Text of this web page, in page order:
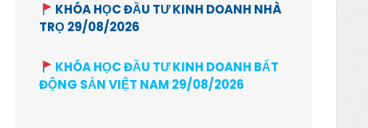
KHÓA HỌC ĐẦU TƯ KINH DOANH NHÀ
TRỌ 29/08/2026
KHÓA HỌC ĐẦU TƯ KINH DOANH BẤT
ĐỘNG SẢN VIỆT NAM 29/08/2026